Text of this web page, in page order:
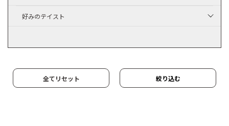
好みのテイスト
全てリセット 絞り込む